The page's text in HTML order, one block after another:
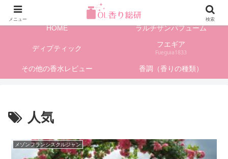
フレグランス情報、香水レビューサイト
HOME ラルチザンパフューム
ディプティック フエギア
Fueguia1833
その他の香水レビュー 香調（香りの種類）
人気
メゾンフランシスクルジャン
メニュー 検索